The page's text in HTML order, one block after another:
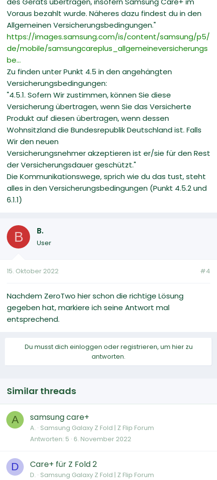
Voraus bezahlt wurde. Näheres dazu findest du in den
Allgemeinen Versicherungsbedingungen."
https://images.samsung.com/is/content/samsung/p5/
de/mobile/samsungcareplus_allgemeineversicherungs
be...
Zu finden unter Punkt 4.5 in den angehängten
Versicherungsbedingungen:
"4.5.1. Sofern Wir zustimmen, können Sie diese
Versicherung übertragen, wenn Sie das Versicherte
Produkt auf diesen übertragen, wenn dessen
Wohnsitzland die Bundesrepublik Deutschland ist. Falls
Wir den neuen
Versicherungsnehmer akzeptieren ist er/sie für den Rest
der Versicherungsdauer geschützt."
Die Kommunikationswege, sprich wie du das tust, steht
alles in den Versicherungsbedingungen (Punkt 4.5.2 und
6.1.1)
B B.
User
15. Oktober 2022 #4
Nachdem ZeroTwo hier schon die richtige Lösung
gegeben hat, markiere ich seine Antwort mal
entsprechend.
Du musst dich einloggen oder registrieren, um hier zu
antworten.
Similar threads
A samsung care+
A. Samsung Galaxy Z Fold | Z Flip Forum
Antworten 5 6. November 2022
D Care+ für Z Fold 2
D. Samsung Galaxy Z Fold | Z Flip Forum